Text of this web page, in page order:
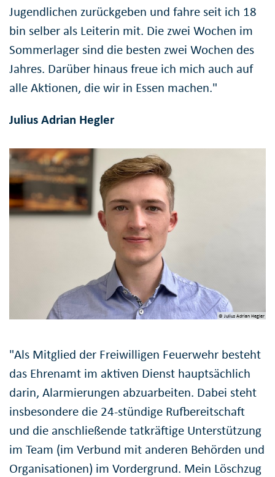
Jugendlichen zurückgeben und fahre seit ich 18
bin selber als Leiterin mit. Die zwei Wochen im
Sommerlager sind die besten zwei Wochen des
Jahres. Darüber hinaus freue ich mich auch auf
alle Aktionen, die wir in Essen machen."
Julius Adrian Hegler
© Julius Adrian Hegler
"Als Mitglied der Freiwilligen Feuerwehr besteht
das Ehrenamt im aktiven Dienst hauptsächlich
darin, Alarmierungen abzuarbeiten. Dabei steht
insbesondere die 24-stündige Rufbereitschaft
und die anschließende tatkräftige Unterstützung
im Team (im Verbund mit anderen Behörden und
Organisationen) im Vordergrund. Mein Löschzug